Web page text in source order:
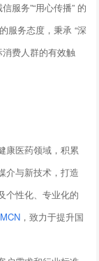
服务”“用心传播” 的
服务态度，秉承 “深
费人群的有效触
康医药领域，积累
介与新技术，打造
个性化、专业化的
MCN ，致力于提升国